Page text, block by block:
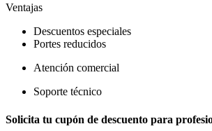
Ventajas
Descuentos especiales
Portes reducidos
Atención comercial
Soporte técnico
Solicita tu cupón de descuento para